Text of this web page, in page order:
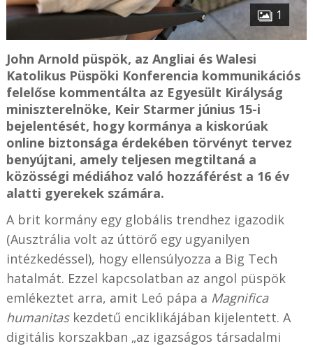
1
John Arnold püspök, az Angliai és Walesi
Katolikus Püspöki Konferencia kommunikációs
felelőse kommentálta az Egyesült Királyság
miniszterelnöke, Keir Starmer június 15-i
bejelentését, hogy kormánya a kiskorúak
online biztonsága érdekében törvényt tervez
benyújtani, amely teljesen megtiltaná a
közösségi médiához való hozzáférést a 16 év
alatti gyerekek számára.
A brit kormány egy globális trendhez igazodik
(Ausztrália volt az úttörő egy ugyanilyen
intézkedéssel), hogy ellensúlyozza a Big Tech
hatalmát. Ezzel kapcsolatban az angol püspök
emlékeztet arra, amit Leó pápa a Magnifica
humanitaskezdetű enciklikájában kijelentett. A
digitális korszakban „az igazságos társadalmi